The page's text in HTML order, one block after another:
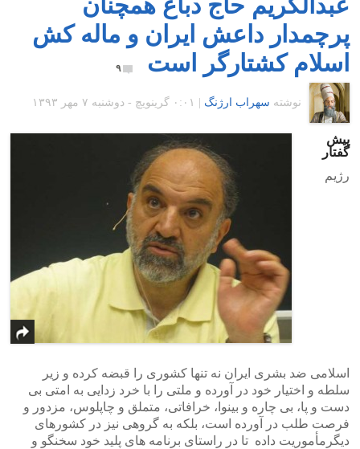
پرچمدار داعش ایران و ماله کش
اسلام کشتارگر است
۹
نوشته سهراب ارژنگ ۰:۰۱ گرينويچ - دوشنبه ۷ مهر ۱۳۹۳
پیش
گفتار
رژیم
اسلامی ضد بشری ایران نه تنها کشوری را قبضه کرده و زیر
سلطه و اختیار خود در آورده و ملتی را با خرد زدایی به امتی بی
دست و پا، بی چاره و بینوا، خرافاتی، متملق و چاپلوس، مزدور و
فرصت طلب در آورده است، بلکه به گروهی نیز در کشورهای
دیگرمأموریت داده تا در راستای برنامه های پلید خود سخنگو و